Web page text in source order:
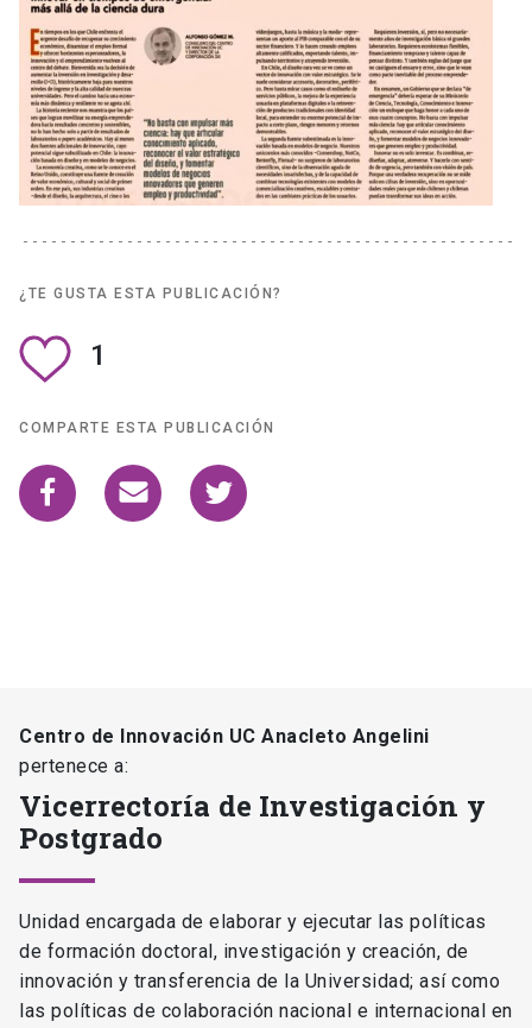
¿TE GUSTA ESTA PUBLICACIÓN?
1
COMPARTE ESTA PUBLICACIÓN
Centro de Innovación UC Anacleto Angelini
pertenece a:
Vicerrectoría de Investigación y
Postgrado
Unidad encargada de elaborar y ejecutar las políticas
de formación doctoral, investigación y creación, de
innovación y transferencia de la Universidad; así como
las políticas de colaboración nacional e internacional en